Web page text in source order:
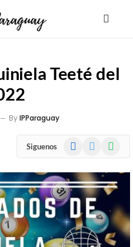
Teeté del
ByIPParaguay
Siguenos Facebook